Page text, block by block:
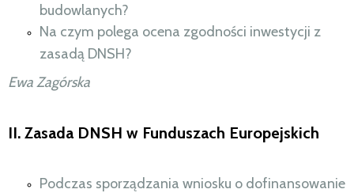
budowlanych?
Na czym polega ocena zgodności inwestycji z
zasadą DNSH?
Ewa Zagórska
II. Zasada DNSH w Funduszach Europejskich
Podczas sporządzania wniosku o dofinansowanie